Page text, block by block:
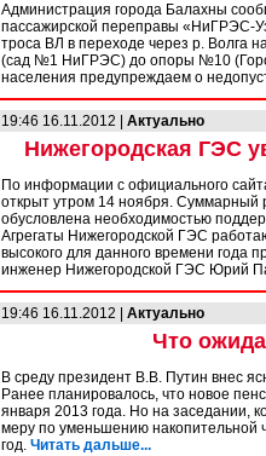
Администрация города Балахны
пассажирской переправы «НиГРЭС-
троса ВЛ в переходе через р.
(сад №1 НиГРЭС) до опоры №10
населения предупреждаем о
19:46 16.11.2012 | Актуально
Нижегородская ГЭС
По информации с официального
открыт утром 14 ноября. Суммарный
обусловлена необходимостью
Агрегаты Нижегородской ГЭС
высокого для данного времени года
инженер Нижегородской ГЭС Юрий
19:46 16.11.2012 | Актуально
Что
В среду президент В.В. Путин внес
Ранее планировалось, что новое
января 2013 года. Но на заседании,
меру по уменьшению накопительной
год. Читать дальше...